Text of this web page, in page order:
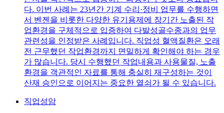
다. 이번 사례는 23년간 기계 수리·정비 업무를 수행하면
서 벤젠을 비롯한 다양한 유기용제에 장기간 노출된 작
업환경을 구체적으로 입증하여 다발성골수종과의 업무
관련성을 인정받은 사례입니다. 직업성 혈액질환은 오래
전 근무했던 작업환경까지 면밀하게 확인해야 하는 경우
가 많습니다. 당시 수행했던 작업내용과 사용물질, 노출
환경을 객관적인 자료를 통해 충실히 재구성하는 것이
산재 승인으로 이어지는 중요한 열쇠가 될 수 있습니다.
직업성암